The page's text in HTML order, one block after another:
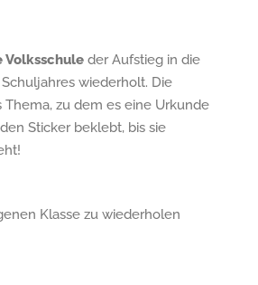
Volksschule der Aufstieg in die
wiederholt. Die
zu dem es eine Urkunde
Sticker beklebt, bis sie
Klasse zu wiederholen